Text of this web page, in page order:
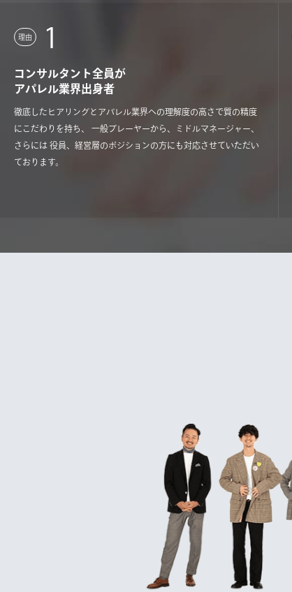
理由 1
コンサルタント全員が
アパレル業界出身者
徹底したヒアリングとアパレル業界への理解度の高さで質の精度
にこだわりを持ち、 一般プレーヤーから、ミドルマネージャー、
さらには 役員、経営層のポジションの方にも対応させていただい
ております。